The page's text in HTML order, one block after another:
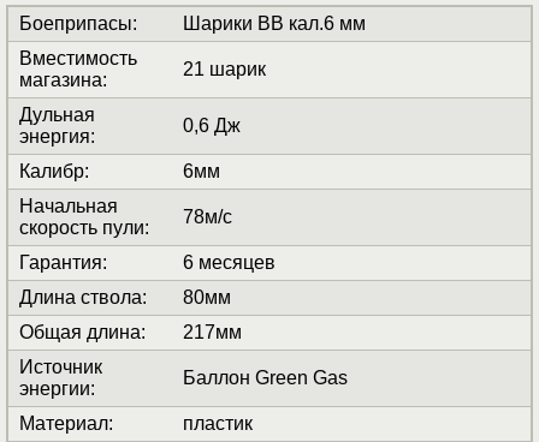
Боеприпасы:
Шарики BB кал.6 мм
Вместимость
магазина:
21 шарик
Дульная
энергия:
0,6 Дж
Калибр:
6мм
Начальная
скорость пули:
78м/с
Гарантия:
6 месяцев
Длина ствола:
80мм
Общая длина:
217мм
Источник
энергии:
Баллон Green Gas
Материал:
пластик